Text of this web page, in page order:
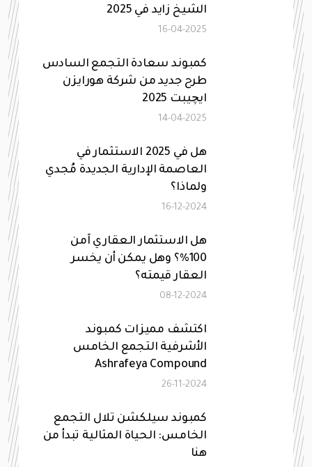
الشيخ زايد في 2025
16-04-2025
كمبوند سعادة التجمع السادس
طرح جديد من شركة هورايزن
ايچيبت 2025
14-04-2025
هل في 2025 الاستثمار في
العاصمة الإدارية الجديدة مُجدي
ولماذا؟
16-12-2024
هل الاستثمار العقاري آمن
100%؟ وهل يمكن أن يخسر
العقار قيمته؟
08-12-2024
اكتشف مميزات كمبوند
الأشرفية التجمع الخامس
Ashrafeya Compound
26-11-2024
كمبوند سيلكشن تلال التجمع
الخامس: الحياة المثالية تبدأ من
هنا